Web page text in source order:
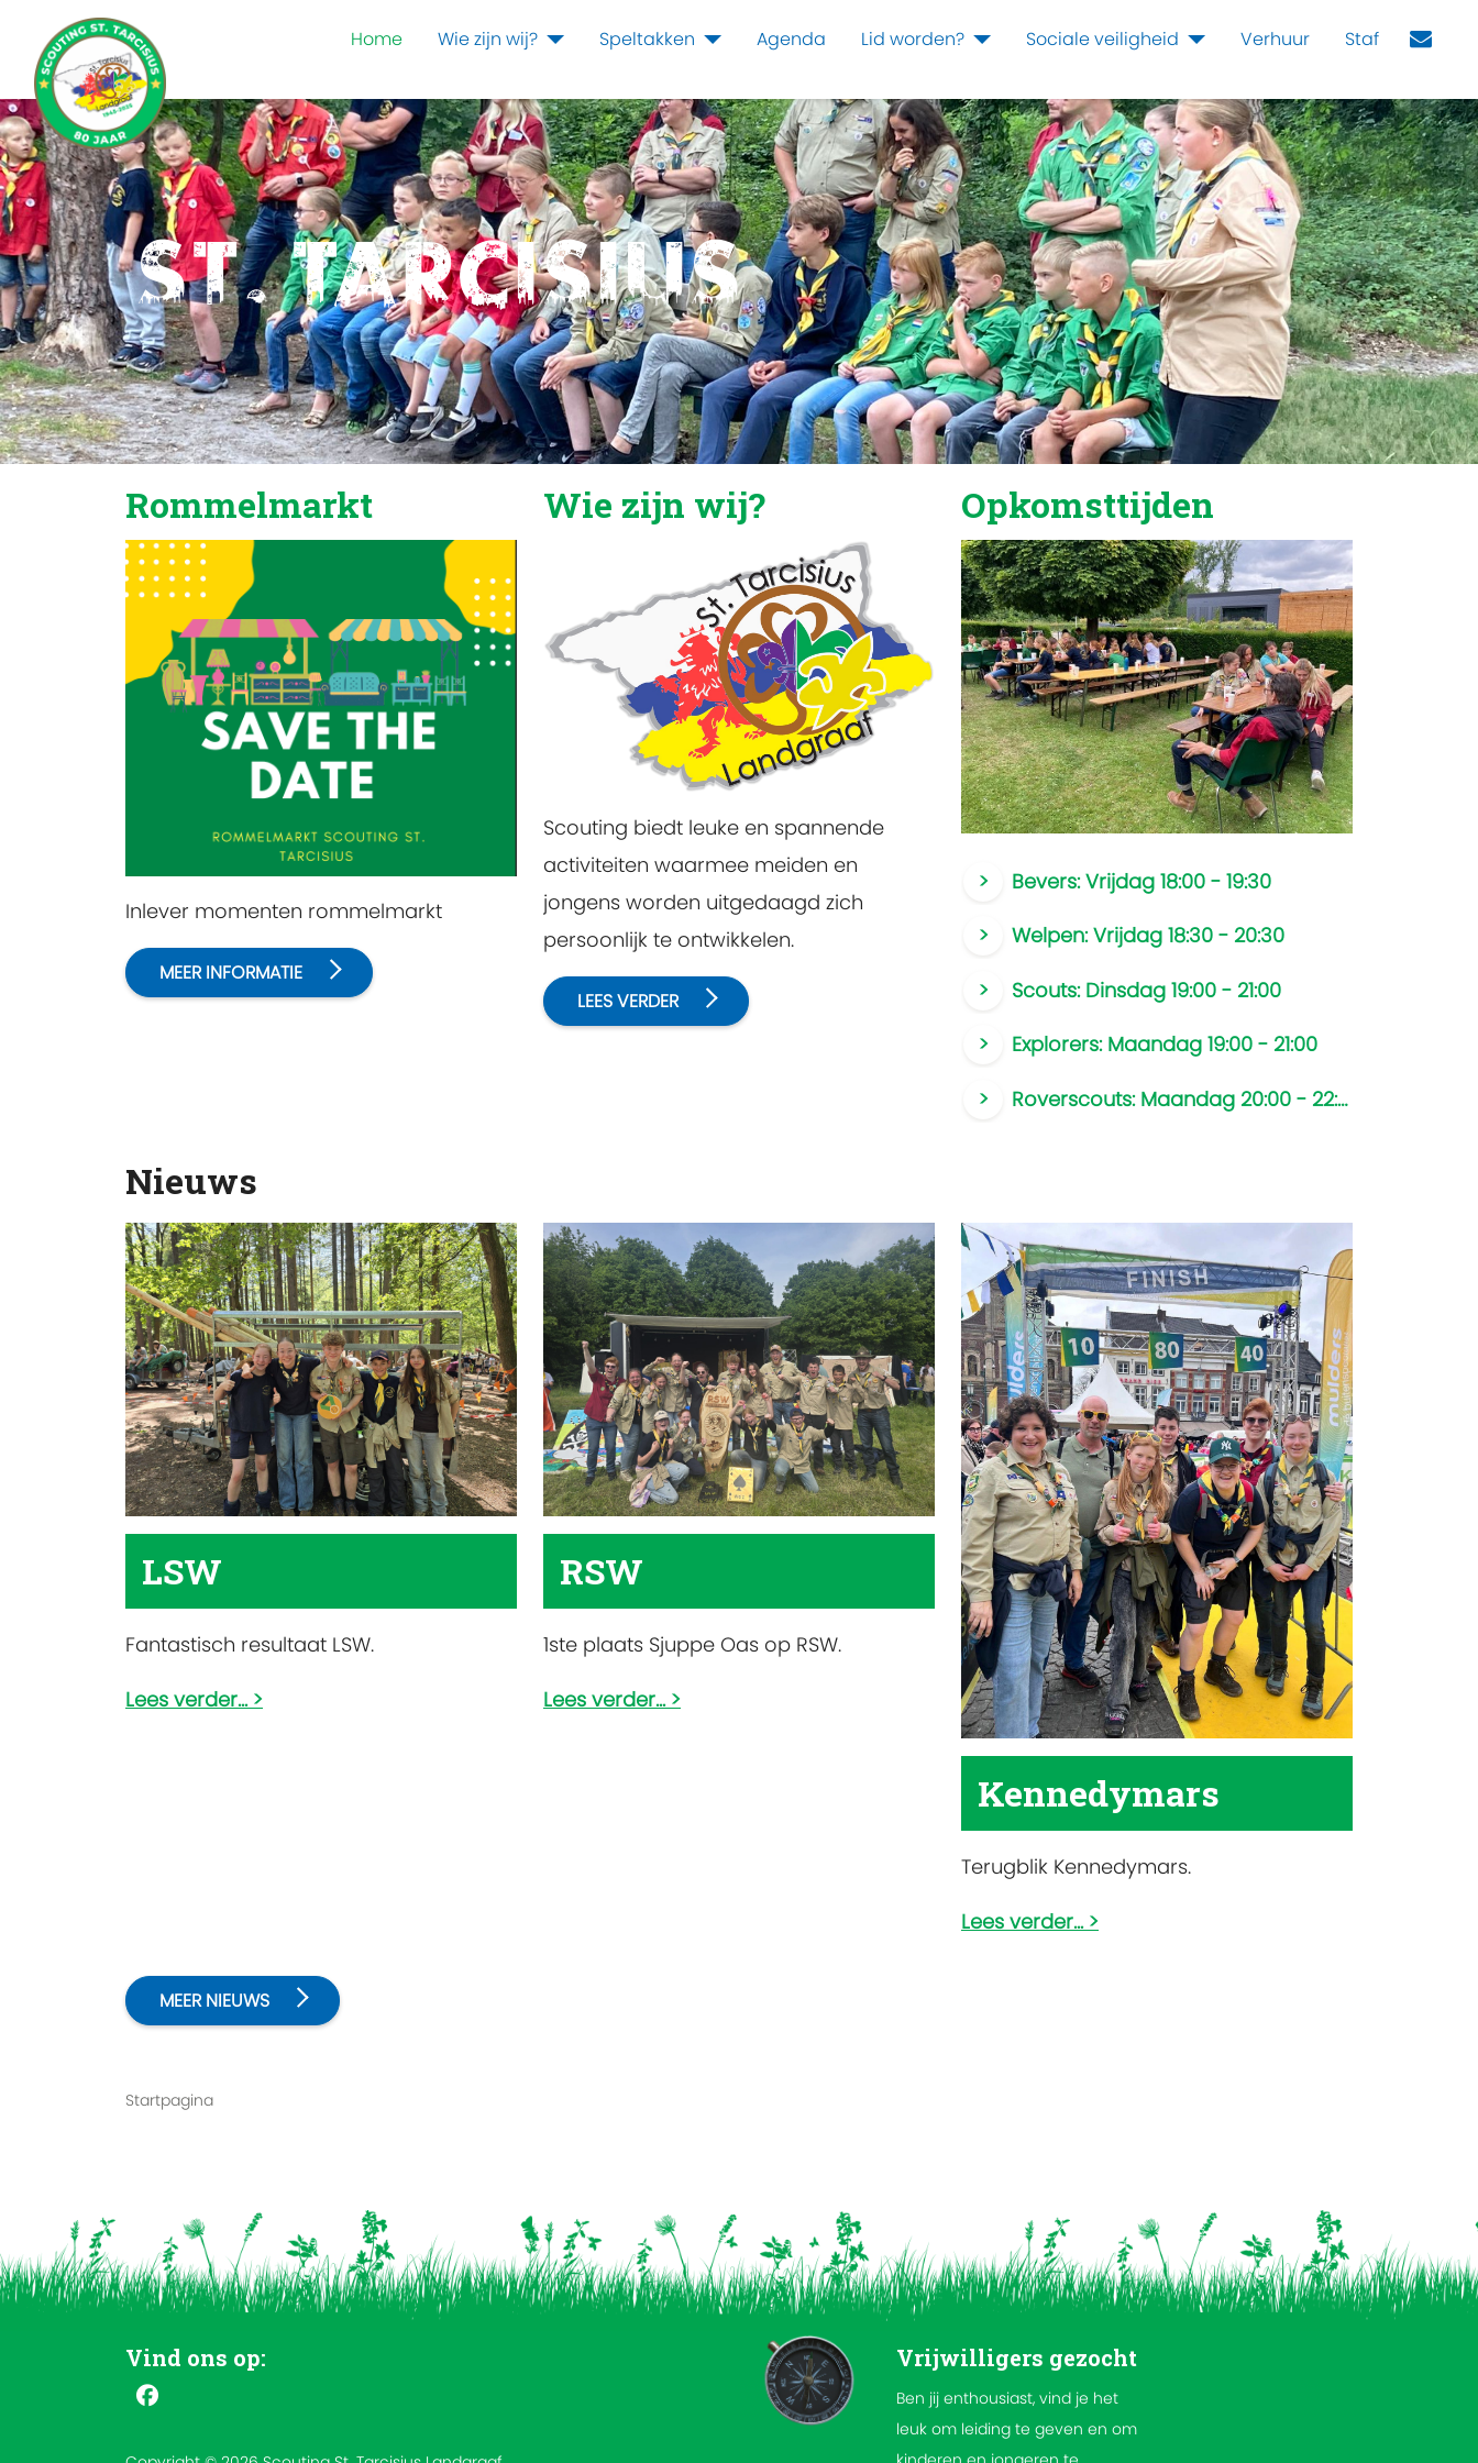
Home Wie zijn wij? Speltakken Agenda Lid worden? Sociale veiligheid Verhuur Staf
St. Tarcisius
Rommelmarkt
Inlever momenten rommelmarkt
MEER INFORMATIE
Wie zijn wij?
Scouting biedt leuke en spannende
activiteiten waarmee meiden en
jongens worden uitgedaagd zich
persoonlijk te ontwikkelen.
LEES VERDER
Opkomsttijden
Bevers: Vrijdag 18:00 - 19:30
Welpen: Vrijdag 18:30 - 20:30
Scouts: Dinsdag 19:00 - 21:00
Explorers: Maandag 19:00 - 21:00
Roverscouts: Maandag 20:00 - 22:30
Nieuws
LSW
Fantastisch resultaat LSW.
Lees verder...
RSW
1ste plaats Sjuppe Oas op RSW.
Lees verder...
Kennedymars
Terugblik Kennedymars.
Lees verder...
MEER NIEUWS
Startpagina
Vind ons op: Vrijwilligers gezocht
Ben jij enthousiast, vind je het
leuk om leiding te geven en om